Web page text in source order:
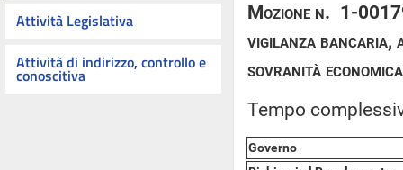
Attività Legislativa
Attività di indirizzo, controllo e
conoscitiva
Mozione n. 1-
vigilanza bancaria,
sovranità
Tempo
Governo